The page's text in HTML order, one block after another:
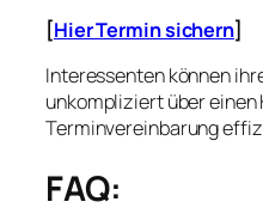
[Hier Termin sichern]
Interessenten können
unkompliziert über einen
Terminvereinbarung
FAQ: